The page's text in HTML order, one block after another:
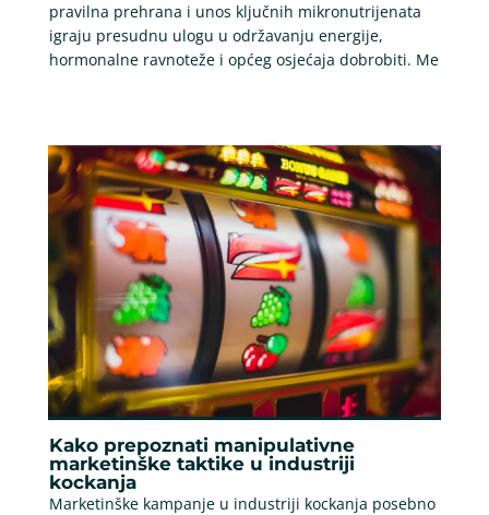
pravilna prehrana i unos ključnih mikronutrijenata
igraju presudnu ulogu u održavanju energije,
hormonalne ravnoteže i općeg osjećaja dobrobiti. Me
Kako prepoznati manipulativne
marketinške taktike u industriji
kockanja
Marketinške kampanje u industriji kockanja posebno